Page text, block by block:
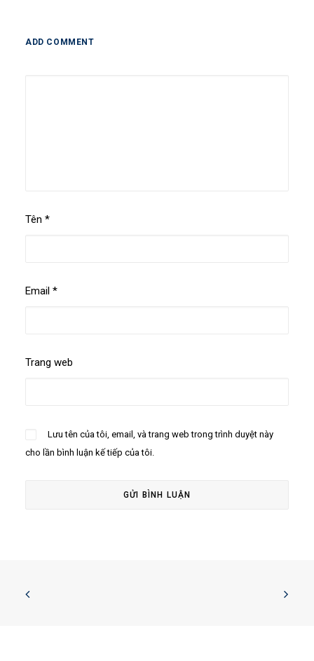
ADD COMMENT
Tên *
Email *
Trang web
Lưu tên của tôi, email, và trang web trong trình duyệt này
cho lần bình luận kế tiếp của tôi.